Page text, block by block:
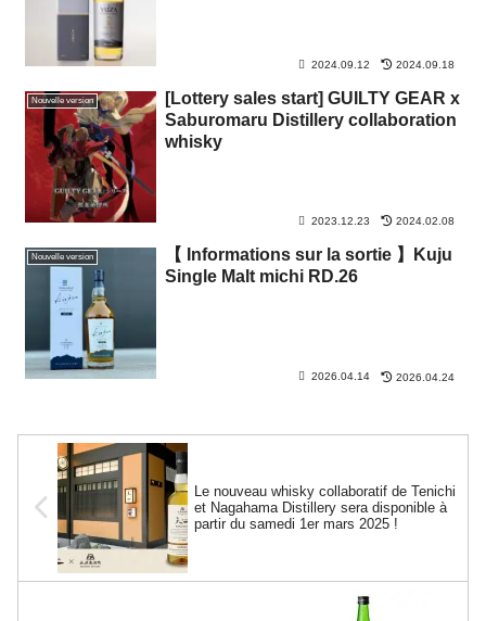
2024.09.12 2024.09.18
Nouvelle version
[Lottery sales start] GUILTY GEAR x
Saburomaru Distillery collaboration
whisky
2023.12.23 2024.02.08
Nouvelle version
【 Informations sur la sortie 】Kuju
Single Malt michi RD.26
2026.04.14 2026.04.24
Le nouveau whisky collaboratif de Tenichi
et Nagahama Distillery sera disponible à
partir du samedi 1er mars 2025 !